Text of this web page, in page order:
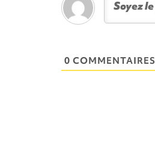
0 COMMENTAIRES